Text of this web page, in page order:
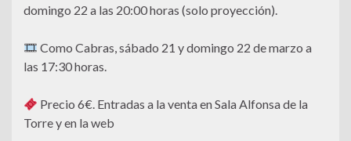
domingo 22 a las 20:00 horas (solo proyección).
Como Cabras, sábado 21 y domingo 22 de marzo a
las 17:30 horas.
Precio 6€. Entradas a la venta en Sala Alfonsa de la
Torre y en la web